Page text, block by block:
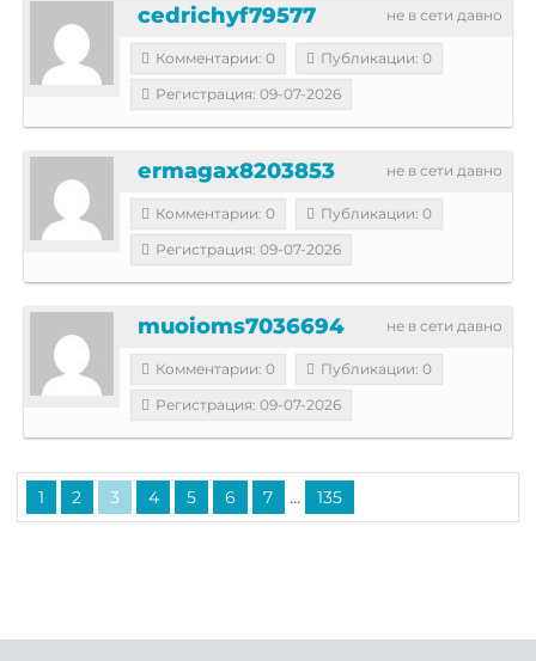
не в сети давно
cedrichyf79577
Комментарии: 0
Публикации: 0
Регистрация: 09-07-2026
не в сети давно
ermagax8203853
Комментарии: 0
Публикации: 0
Регистрация: 09-07-2026
не в сети давно
muoioms7036694
Комментарии: 0
Публикации: 0
Регистрация: 09-07-2026
1 2 3 4 5 6 7 ... 135